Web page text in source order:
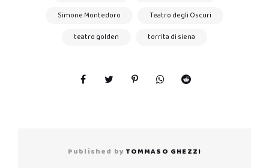
Simone Montedoro
Teatro degli Oscuri
teatro golden
torrita di siena
Published by TOMMASO GHEZZI